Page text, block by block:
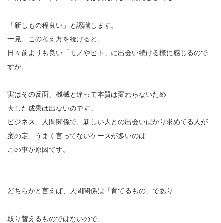
「新しもの程良い」と認識します。
一見、この考え方を続けると、
日々前よりも良い「モノやヒト」に出会い続ける様に感じるので
すが、
実はその反面、機械と違って本質は変わらないため
大した成果は出ないのです。
ビジネス、人間関係で、新しい人との出会いばかり求めてる人が
案の定、うまく言ってないケースが多いのは
この事が原因です。
どちらかと言えば、人間関係は「育てるもの」であり
取り替えるものではないので、